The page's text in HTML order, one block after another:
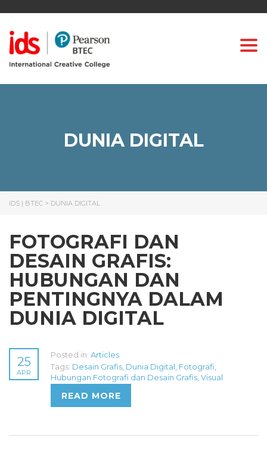
DUNIA DIGITAL
IDS | BTEC > DUNIA DIGITAL
FOTOGRAFI DAN
DESAIN GRAFIS:
HUBUNGAN DAN
PENTINGNYA DALAM
DUNIA DIGITAL
25
APR
Posted in: Articles
Tags: Desain Grafis, Dunia Digital, Fotografi,
Hubungan Fotografi dan Desain Grafis,Visual
READ MORE